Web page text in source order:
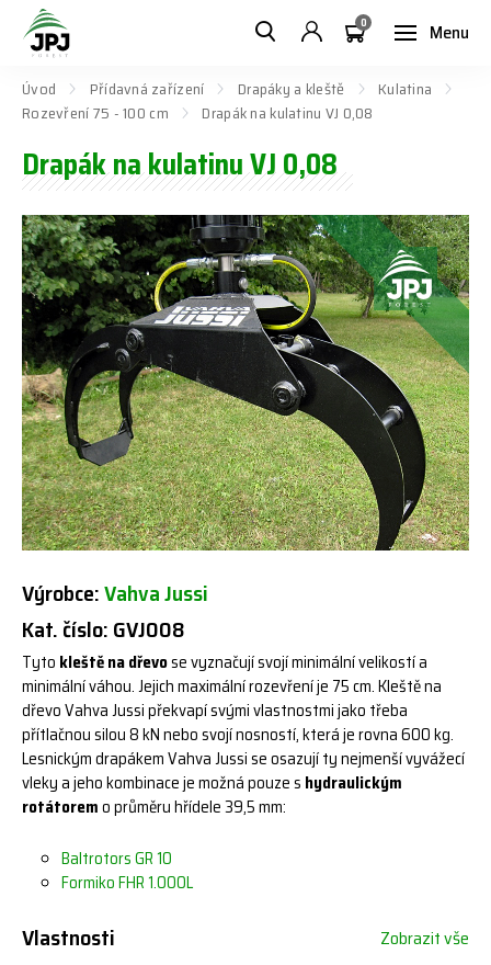
Menu
0
Úvod Přídavná zařízení Drapáky a kleště
Kulatina
Rozevření 75 - 100 cm
Drapák na kulatinu VJ 0,08
Drapák na kulatinu VJ 0,08
Výrobce:Vahva Jussi
Kat. číslo: GVJ008
Tyto kleště na dřevose vyznačují svojí minimální velikostí a
minimální váhou. Jejich maximální rozevření je 75 cm. Kleště na
dřevo Vahva Jussi překvapí svými vlastnostmi jako třeba
přítlačnou silou 8 kN nebo svojí nosností, která je rovna 600 kg.
Lesnickým drapákem Vahva Jussi se osazují ty nejmenší vyvážecí
vleky a jeho kombinace je možná pouze s hydraulickým
rotátoremo průměru hřídele 39,5 mm:
Baltrotors GR 10
Formiko FHR 1.000L
Vlastnosti Zobrazit vše